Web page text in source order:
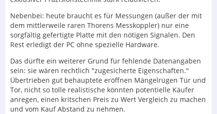
Nebenbei: heute braucht es für Messungen (außer der mit
dem mittlerweile raren Thorens Messkoppler) nur eine
sorgfältig gefertigte Platte mit den nötigen Signalen. Den
Rest erledigt der PC ohne spezielle Hardware.
Das dürfte ein weiterer Grund für fehlende Datenangaben
sein: sie wären rechtlich "zugesicherte Eigenschaften."
Übertrieben gut behauptete eröffnen Mängelrügen Tür und
Tor, nicht so tolle realistische könnten potentielle Käufer
anregen, einen kritschen Preis zu Wert Vergleich zu machen
und vom Kauf Abstand zu nehmen.